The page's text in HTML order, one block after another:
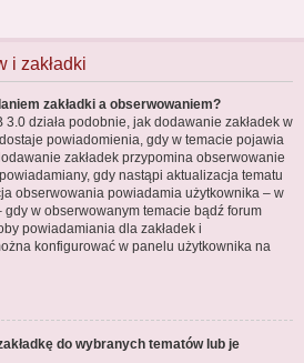
i zakładki
zakładki a obserwowaniem?
3.0 działa podobnie, jak dodawanie zakładek w
powiadomienia, gdy w temacie pojawia
zakładek przypomina obserwowanie
gdy nastąpi aktualizacja tematu
obserwowania powiadamia użytkownika – w
w obserwowanym temacie bądź forum
powiadamiania dla zakładek i
konfigurować w panelu użytkownika na
do wybranych tematów lub je